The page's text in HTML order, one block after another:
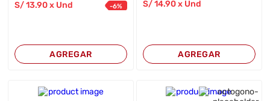
S/13.90 x Und -6%
AGREGAR
S/14.90x Und
AGREGAR